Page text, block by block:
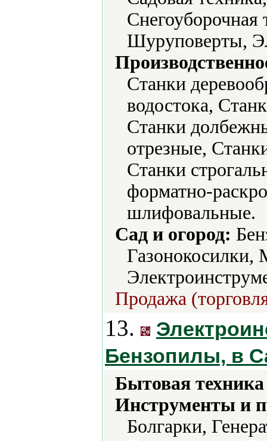
Снегоуборочная
Шуруповерты,
Станки
водостока,
Станки
отрезные,
Станки
форматно-
шлифовальные.
Сад и огород:
Продажа
13.
Бензопилы, в
Бытовая
Инструменты и
Болгарки,